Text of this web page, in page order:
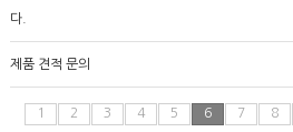
다.
제품 견적 문의
1 2 3 4 5 6 7 8